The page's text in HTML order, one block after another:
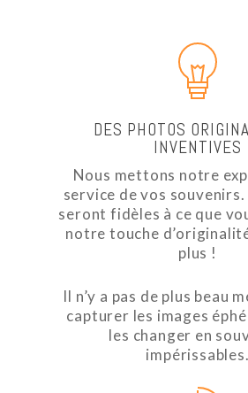
DES PHOTOS
INVENTIVES
Nous mettons notre
service de vos
seront fidèles à ce que
notre touche
plus !
Il n’y a pas de plus beau
capturer les images
les changer en
impérissables.